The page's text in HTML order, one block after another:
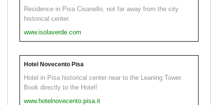
Residence in Pisa Cisanello, not far away from the city
historical center.
www.isolaverde.com
Hotel Novecento Pisa
Hotel in Pisa historical center near to the Leaning Tower.
Book directly to the Hotel!
www.hotelnovecento.pisa.it